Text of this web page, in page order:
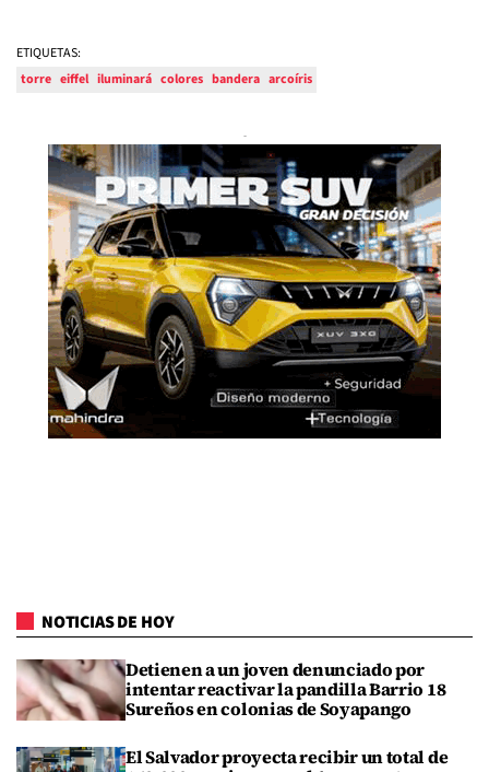
ETIQUETAS:
torre eiffel iluminará colores bandera arcoíris
NOTICIAS DE HOY
Detienen a un joven denunciado por
intentar reactivar la pandilla Barrio 18
Sureños en colonias de Soyapango
El Salvador proyecta recibir un total de